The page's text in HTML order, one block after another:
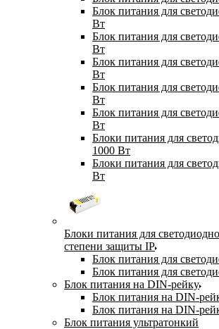
Блок питания для
Вт
Блок питания для
Вт
Блок питания для
Вт
Блок питания для
Вт
Блок питания для
Вт
Блоки питания для
1000 Вт
Блоки питания для
Вт
Блоки питания для
степени защиты IP
Блок питания для
Блок питания для
Блок питания на DIN-рейку
Блок питания на DIN-
Блок питания на DIN-
Блок питания ультратонкий